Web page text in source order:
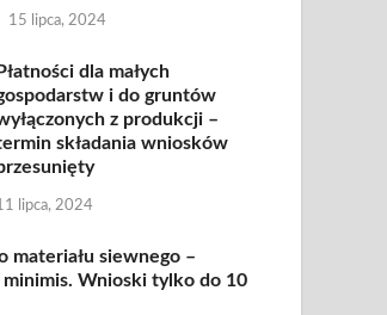
15 lipca, 2024
Płatności dla małych
i do gruntów
z produkcji –
składania wniosków
lipca, 2024
materiału siewnego –
minimis. Wnioski tylko do 10